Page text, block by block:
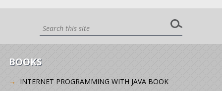
BOOKS
INTERNET PROGRAMMING WITH JAVA BOOK